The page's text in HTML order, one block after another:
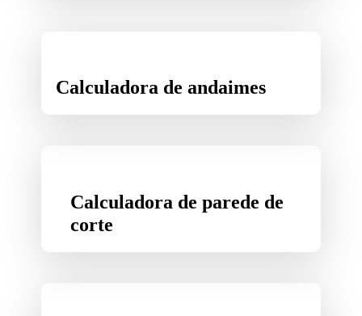
Calculadora de andaimes
Calculadora de parede de
corte